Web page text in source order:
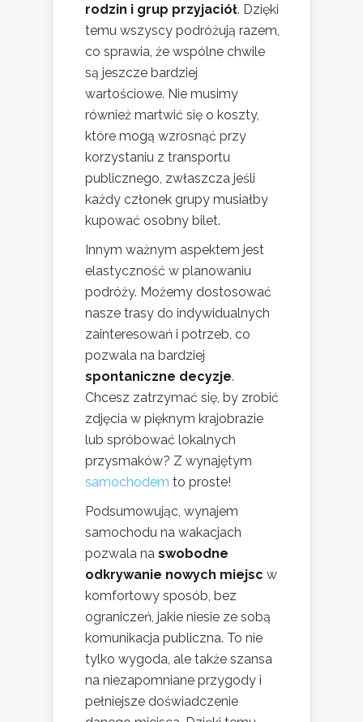
rodzin i grup przyjaciół. Dzięki
temu wszyscy podróżują razem,
co sprawia, że wspólne chwile
są jeszcze bardziej
wartościowe. Nie musimy
również martwić się o koszty,
które mogą wzrosnąć przy
korzystaniu z transportu
publicznego, zwłaszcza jeśli
każdy członek grupy musiałby
kupować osobny bilet.
Innym ważnym aspektem jest
elastyczność w planowaniu
podróży. Możemy dostosować
nasze trasy do indywidualnych
zainteresowań i potrzeb, co
pozwala na bardziej
spontaniczne decyzje.
Chcesz zatrzymać się, by zrobić
zdjęcia w pięknym krajobrazie
lub spróbować lokalnych
przysmaków? Z wynajętym
samochodem to proste!
Podsumowując, wynajem
samochodu na wakacjach
pozwala na swobodne
odkrywanie nowych miejsc w
komfortowy sposób, bez
ograniczeń, jakie niesie ze sobą
komunikacja publiczna. To nie
tylko wygoda, ale także szansa
na niezapomniane przygody i
pełniejsze doświadczenie